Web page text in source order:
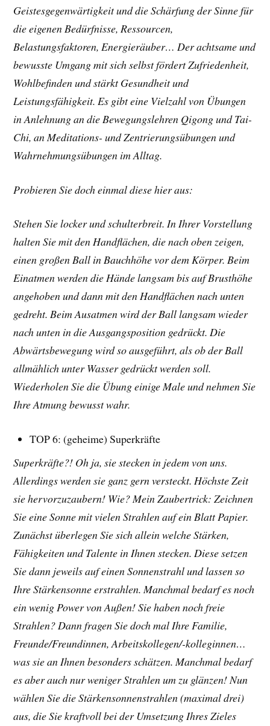
Geistesgegenwärtigkeit und die Schärfung der Sinne für
die eigenen Bedürfnisse, Ressourcen,
Belastungsfaktoren, Energieräuber… Der achtsame und
bewusste Umgang mit sich selbst fördert Zufriedenheit,
Wohlbefinden und stärkt Gesundheit und
Leistungsfähigkeit. Es gibt eine Vielzahl von Übungen
in Anlehnung an die Bewegungslehren Qigong und Tai-
Chi, an Meditations- und Zentrierungsübungen und
Wahrnehmungsübungen im Alltag.
Probieren Sie doch einmal diese hier aus:
Stehen Sie locker und schulterbreit. In Ihrer Vorstellung
halten Sie mit den Handflächen, die nach oben zeigen,
einen großen Ball in Bauchhöhe vor dem Körper. Beim
Einatmen werden die Hände langsam bis auf Brusthöhe
angehoben und dann mit den Handflächen nach unten
gedreht. Beim Ausatmen wird der Ball langsam wieder
nach unten in die Ausgangsposition gedrückt. Die
Abwärtsbewegung wird so ausgeführt, als ob der Ball
allmählich unter Wasser gedrückt werden soll.
Wiederholen Sie die Übung einige Male und nehmen Sie
Ihre Atmung bewusst wahr.
TOP 6: (geheime) Superkräfte
Superkräfte?! Oh ja, sie stecken in jedem von uns.
Allerdings werden sie ganz gern versteckt. Höchste Zeit
sie hervorzuzaubern! Wie? Mein Zaubertrick: Zeichnen
Sie eine Sonne mit vielen Strahlen auf ein Blatt Papier.
Zunächst überlegen Sie sich allein welche Stärken,
Fähigkeiten und Talente in Ihnen stecken. Diese setzen
Sie dann jeweils auf einen Sonnenstrahl und lassen so
Ihre Stärkensonne erstrahlen. Manchmal bedarf es noch
ein wenig Power von Außen! Sie haben noch freie
Strahlen? Dann fragen Sie doch mal Ihre Familie,
Freunde/Freundinnen, Arbeitskollegen/-kolleginnen…
was sie an Ihnen besonders schätzen. Manchmal bedarf
es aber auch nur weniger Strahlen um zu glänzen! Nun
wählen Sie die Stärkensonnenstrahlen (maximal drei)
aus, die Sie kraftvoll bei der Umsetzung Ihres Zieles